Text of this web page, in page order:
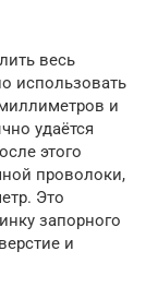
весь
использовать
и
удаётся
этого
проволоки,
Это
запорного
и